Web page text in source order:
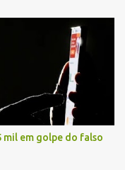
devido a obras
o impacto. Com
ao solo.
se desprendido
gravíssimos e
e de atendimento da
acionadas e
socorro à
no local do
mil em golpe do falso